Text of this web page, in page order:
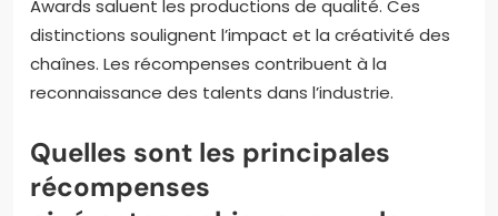
Les chaînes de films dramatiques reçoivent
plusieurs récompenses. Parmi elles, on trouve les
Emmy Awards. Ces prix honorent l’excellence dans la
télévision. Les Golden Globe Awards sont également
Choice Television Awards récompensent les
meilleures performances. De plus, les Peabody